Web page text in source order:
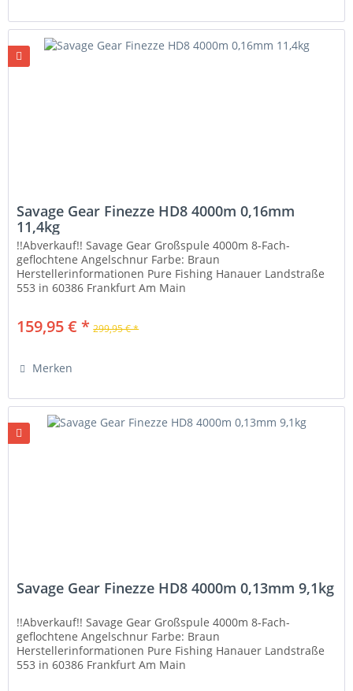
Savage Gear Finezze HD8 4000m 0,16mm
11,4kg
!!Abverkauf!! Savage Gear Großspule 4000m 8-Fach-
geflochtene Angelschnur Farbe: Braun
Herstellerinformationen Pure Fishing Hanauer Landstraße
553 in 60386 Frankfurt Am Main
159,95 € * 299,95 € *
Merken
Savage Gear Finezze HD8 4000m 0,13mm 9,1kg
!!Abverkauf!! Savage Gear Großspule 4000m 8-Fach-
geflochtene Angelschnur Farbe: Braun
Herstellerinformationen Pure Fishing Hanauer Landstraße
553 in 60386 Frankfurt Am Main